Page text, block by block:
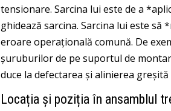
tensionare. Sarcina lui este de a
ghidează sarcina. Sarcina lui este
eroare operațională comună. De
șuruburilor de pe suportul de
duce la defectarea și alinierea
Locația și poziția în ansamblul